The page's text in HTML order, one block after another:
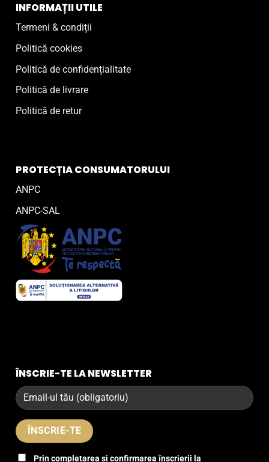
INFORMAȚII UTILE
Termeni & condiții
Politică cookies
Politică de confidențialitate
Politică de livrare
Politică de retur
PROTECȚIA CONSUMATORULUI
ANPC
ANPC-SAL
ÎNSCRIE-TE LA NEWSLETTER
Prin completarea și confirmarea înscrierii la